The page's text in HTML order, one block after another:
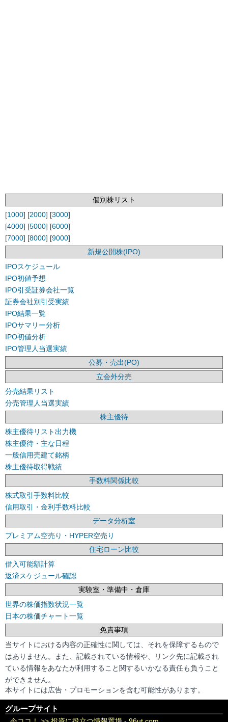
個別株リスト
[1000] [2000] [3000]
[4000] [5000] [6000]
[7000] [8000] [9000]
新規公開株(IPO)
IPOスケジュール
IPO初値予想
IPO引受証券会社一覧
証券会社別引受実績
IPO結果一覧
IPOサマリー分析
IPO初値分析
IPO管理人当選実績
公募・売出(PO)
立会外分売
分売結果リスト
分売管理人当選実績
株主優待
株主優待リスト出力機
株主優待・主な日程
一般信用売建て銘柄
株主優待取得戦績
手数料関係比較
株式取引手数料比較
信用取引・金利手数料比較
データ分析室
プレミアム空売り・HYPER空売り
住宅ローン比較
借入可能額計算
返済スケジュール確認
実験室・準備中・倉庫
世界の株価指数状況一覧
日本の株価チャート一覧
免責事項
当サイトにおける内容の正確性に関しては、それを保障するもので
はありません。また、記載されている情報や、リンク先に記載され
ている情報をあなたが利用すること関するいかなる責任も負うこと
ができません。
本サイトには広告・プロモーションを含む可能性があります。
グループサイト